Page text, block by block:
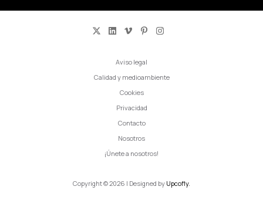
Aviso legal
Calidad y medioambiente
Cookies
Privacidad
Contacto
Nosotros
¡Únete a nosotros!
Copyright © 2026 | Designed by Upcofly.